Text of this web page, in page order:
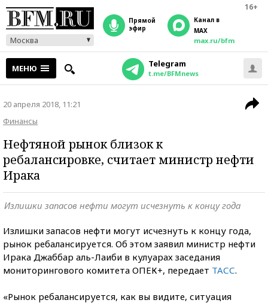
16+
Москва
прямой
эфир
Канал в
MAX
max.ru/bfm
МЕНЮ Telegram
t.me/BFMnews
20 апреля 2018, 11:21
Финансы
Нефтяной рынок близок к
ребалансировке, считает министр нефти
Ирака
Излишки запасов нефти могут исчезнуть к концу года
Излишки запасов нефти могут исчезнуть к концу года,
рынок ребалансируется. Об этом заявил министр нефти
Ирака Джаббар аль-Лаиби в кулуарах заседания
мониторингового комитета ОПЕК+, передает ТАСС.
«Рынок ребалансируется, как вы видите, ситуация